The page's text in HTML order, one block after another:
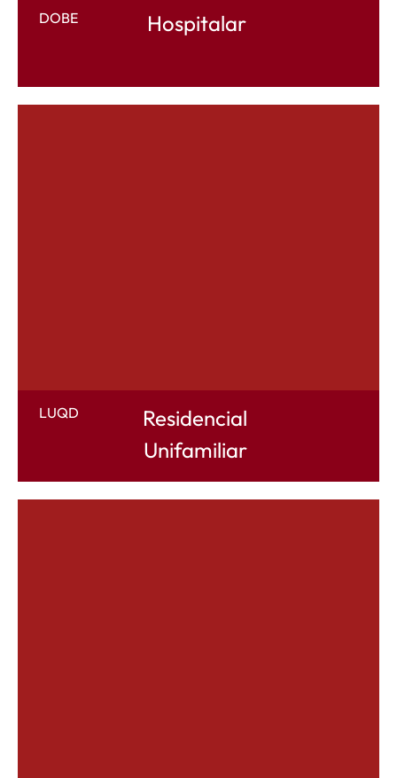
DOBE Hospitalar
LUQD
Residencial
Unifamiliar